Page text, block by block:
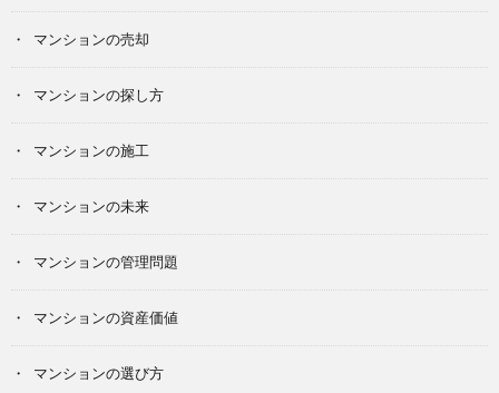
マンションの売却
マンションの探し方
マンションの施工
マンションの未来
マンションの管理問題
マンションの資産価値
マンションの選び方